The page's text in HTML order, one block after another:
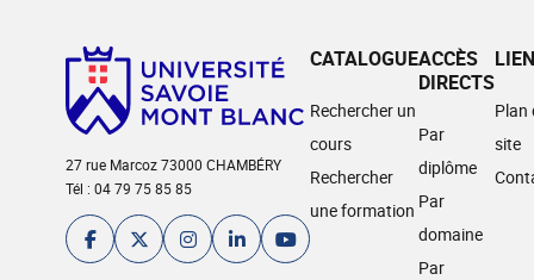
27 rue Marcoz 73000 CHAMBÉRY
Tél : 04 79 75 85 85
CATALOGUE
Rechercher un
cours
Rechercher
une formation
ACCÈS
DIRECTS
Par
diplôme
Par
domaine
Par
Plan
site